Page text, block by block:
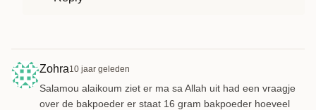
Zohra10 jaar geleden
Salamou alaikoum ziet er ma sa Allah uit had een vraagje
over de bakpoeder er staat 16 gram bakpoeder hoeveel